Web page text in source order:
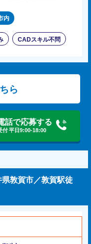
内
CADスキル不問
ら
話で応募する
付 平日9:00-18:00
県敦賀市／敦賀駅徒